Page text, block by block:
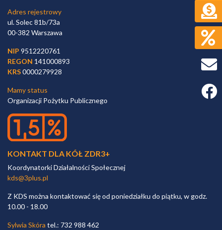
Adres rejestrowy
ul. Solec 81b/73a
00-382 Warszawa
NIP 9512220761
REGON 141000893
KRS0000279928
Mamy status
Organizacji Pożytku Publicznego
KONTAKT DLA KÓŁ ZDR3+
Koordynatorki Działalności Społecznej
kds@3plus.pl
Z KDS można kontaktować się od poniedziałku do piątku, w godz.
10.00 - 18.00
Sylwia Skóra tel.: 732 988 462